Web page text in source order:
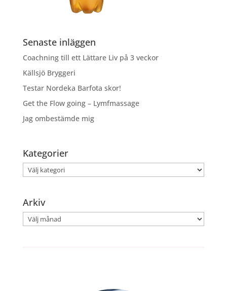
Senaste inläggen
Coachning till ett Lättare Liv på 3 veckor
Källsjö Bryggeri
Testar Nordeka Barfota skor!
Get the Flow going – Lymfmassage
Jag ombestämde mig
Kategorier
Kategorier
Arkiv
Arkiv